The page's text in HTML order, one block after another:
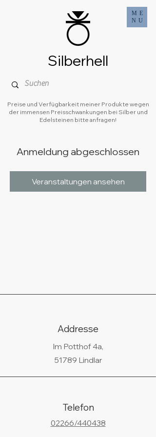
ME
NU
Preise und Verfügbarkeit meiner Produkte wegen
der immensen Preisschwankungen bei Silber und
Edelsteinen bitte anfragen!
Silberhell
Anmeldung abgeschlossen
Veranstaltungen ansehen
Addresse
Im Potthof 4a,
51789 Lindlar
Telefon
02266/440438